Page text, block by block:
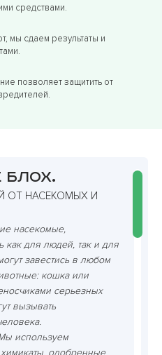
средствами.
мы сдаем результаты и
позволяет защитить от
блох.
ОТ НАСЕКОМЫХ И
насекомые,
как для людей, так и для
завестись в любом
кошка или
серьезных
вызывать
используем
одобренные